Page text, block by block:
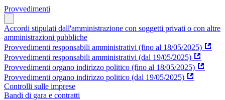
Provvedimenti
Accordi stipulati dall'amministrazione con soggetti privati o con altre
amministrazioni pubbliche
Provvedimenti responsabili amministrativi (fino al 18/05/2025)
Provvedimenti responsabili amministrativi (dal 19/05/2025)
Provvedimenti organo indirizzo politico (fino al 18/05/2025)
Provvedimenti organo indirizzo politico (dal 19/05/2025)
Controlli sulle imprese
Bandi di gara e contratti